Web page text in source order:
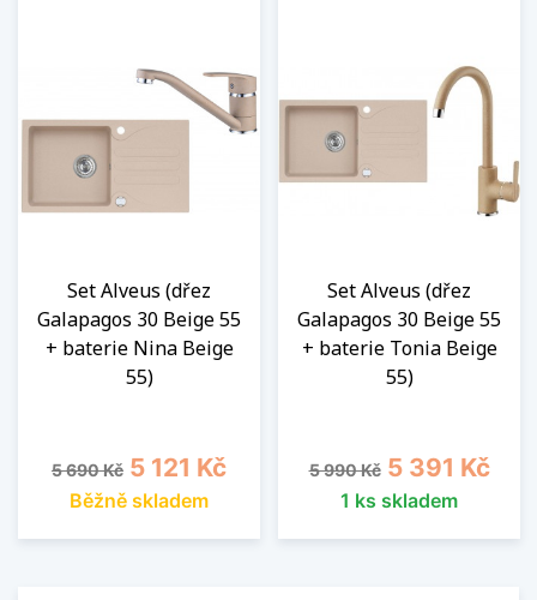
Set Alveus (dřez
Galapagos 30 Beige 55
+ baterie Nina Beige
55)
Běžná cena
5 690 Kč Cena
5 121 Kč
Běžně skladem
Set Alveus (dřez
Galapagos 30 Beige 55
+ baterie Tonia Beige
55)
Běžná cena
5 990 Kč Cena
5 391 Kč
1 ks skladem